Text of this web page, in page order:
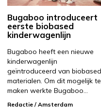
Bugaboo introduceert
eerste biobased
kinderwagenlijn
Bugaboo heeft een nieuwe
kinderwagenlijn
geïntroduceerd van biobased
materialen. Om dit mogelijk te
maken werkte Bugaboo…
Redactie / Amsterdam